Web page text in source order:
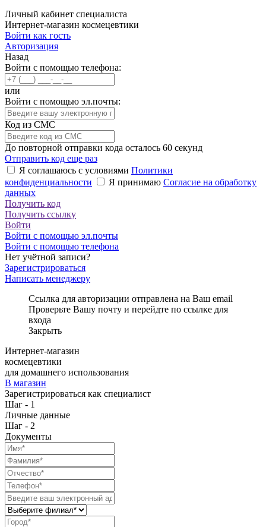
Личный кабинет специалиста
Интернет-магазин космецевтики
Войти как гость
Авторизация
Назад
Войти с помощью телефона:
или
Войти с помощью эл.почты:
Код из СМС
До повторной отправки кода осталось 60 секунд
Отправить код еще раз
Я соглашаюсь с условиями Политики
конфиденциальности
Я принимаю Согласие на обработку
данных
Получить код
Получить ссылку
Войти
Войти с помощью эл.почты
Войти с помощью телефона
Нет учётной записи?
Зарегистрироваться
Написать менеджеру
Ссылка для авторизации отправлена на Ваш email
Проверьте Вашу почту и перейдте по ссылке для
входа
Закрыть
Интернет-магазин
космецевтики
для домашнего использования
В магазин
Зарегистрироваться как специалист
Шаг - 1
Личные данные
Шаг - 2
Документы